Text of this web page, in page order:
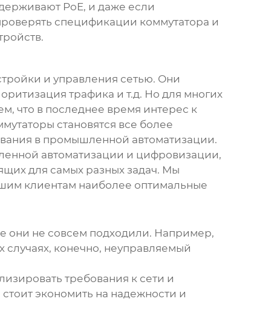
PoE, и даже если
спецификации коммутатора и
и управления сетью. Они
трафика и т.д. Но для многих
что в последнее время интерес к
становятся все более
в промышленной автоматизации.
автоматизации и цифровизации,
для самых разных задач. Мы
клиентам наиболее оптимальные
они не совсем подходили. Например,
случаях, конечно, неуправляемый
требования к сети и
экономить на надежности и